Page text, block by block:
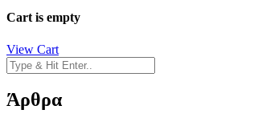
Cart is empty
View Cart
Άρθρα